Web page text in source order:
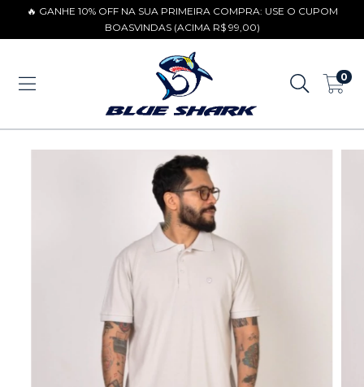
🔥 GANHE 10% OFF NA SUA PRIMEIRA COMPRA: USE O CUPOM
BOASVINDAS (ACIMA R$ 99,00)
0